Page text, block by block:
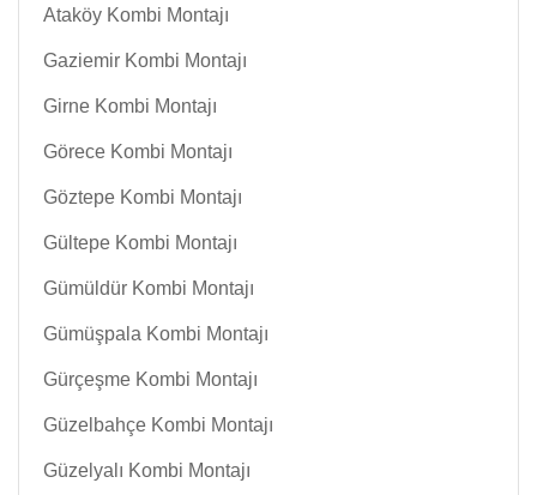
Ataköy Kombi Montajı
Gaziemir Kombi Montajı
Girne Kombi Montajı
Görece Kombi Montajı
Göztepe Kombi Montajı
Gültepe Kombi Montajı
Gümüldür Kombi Montajı
Gümüşpala Kombi Montajı
Gürçeşme Kombi Montajı
Güzelbahçe Kombi Montajı
Güzelyalı Kombi Montajı